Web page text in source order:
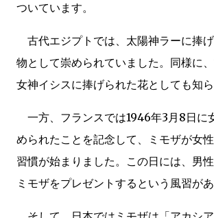
ついています。
古代エジプトでは、太陽神ラーに捧
物として崇められていました。同様に
女神イシスに捧げられた花としても知ら
一方、フランスでは1946年3月8日に
められたことを記念して、ミモザが女
習慣が始まりました。この日には、男
ミモザをプレゼントするという風習があ